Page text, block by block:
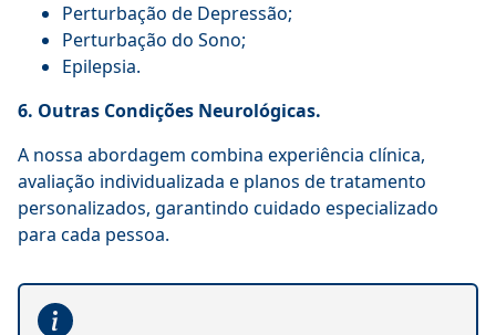
Perturbação de Depressão;
Perturbação do Sono;
Epilepsia.
6. Outras Condições Neurológicas.
A nossa abordagem combina experiência clínica,
avaliação individualizada e planos de tratamento
personalizados, garantindo cuidado especializado
para cada pessoa.